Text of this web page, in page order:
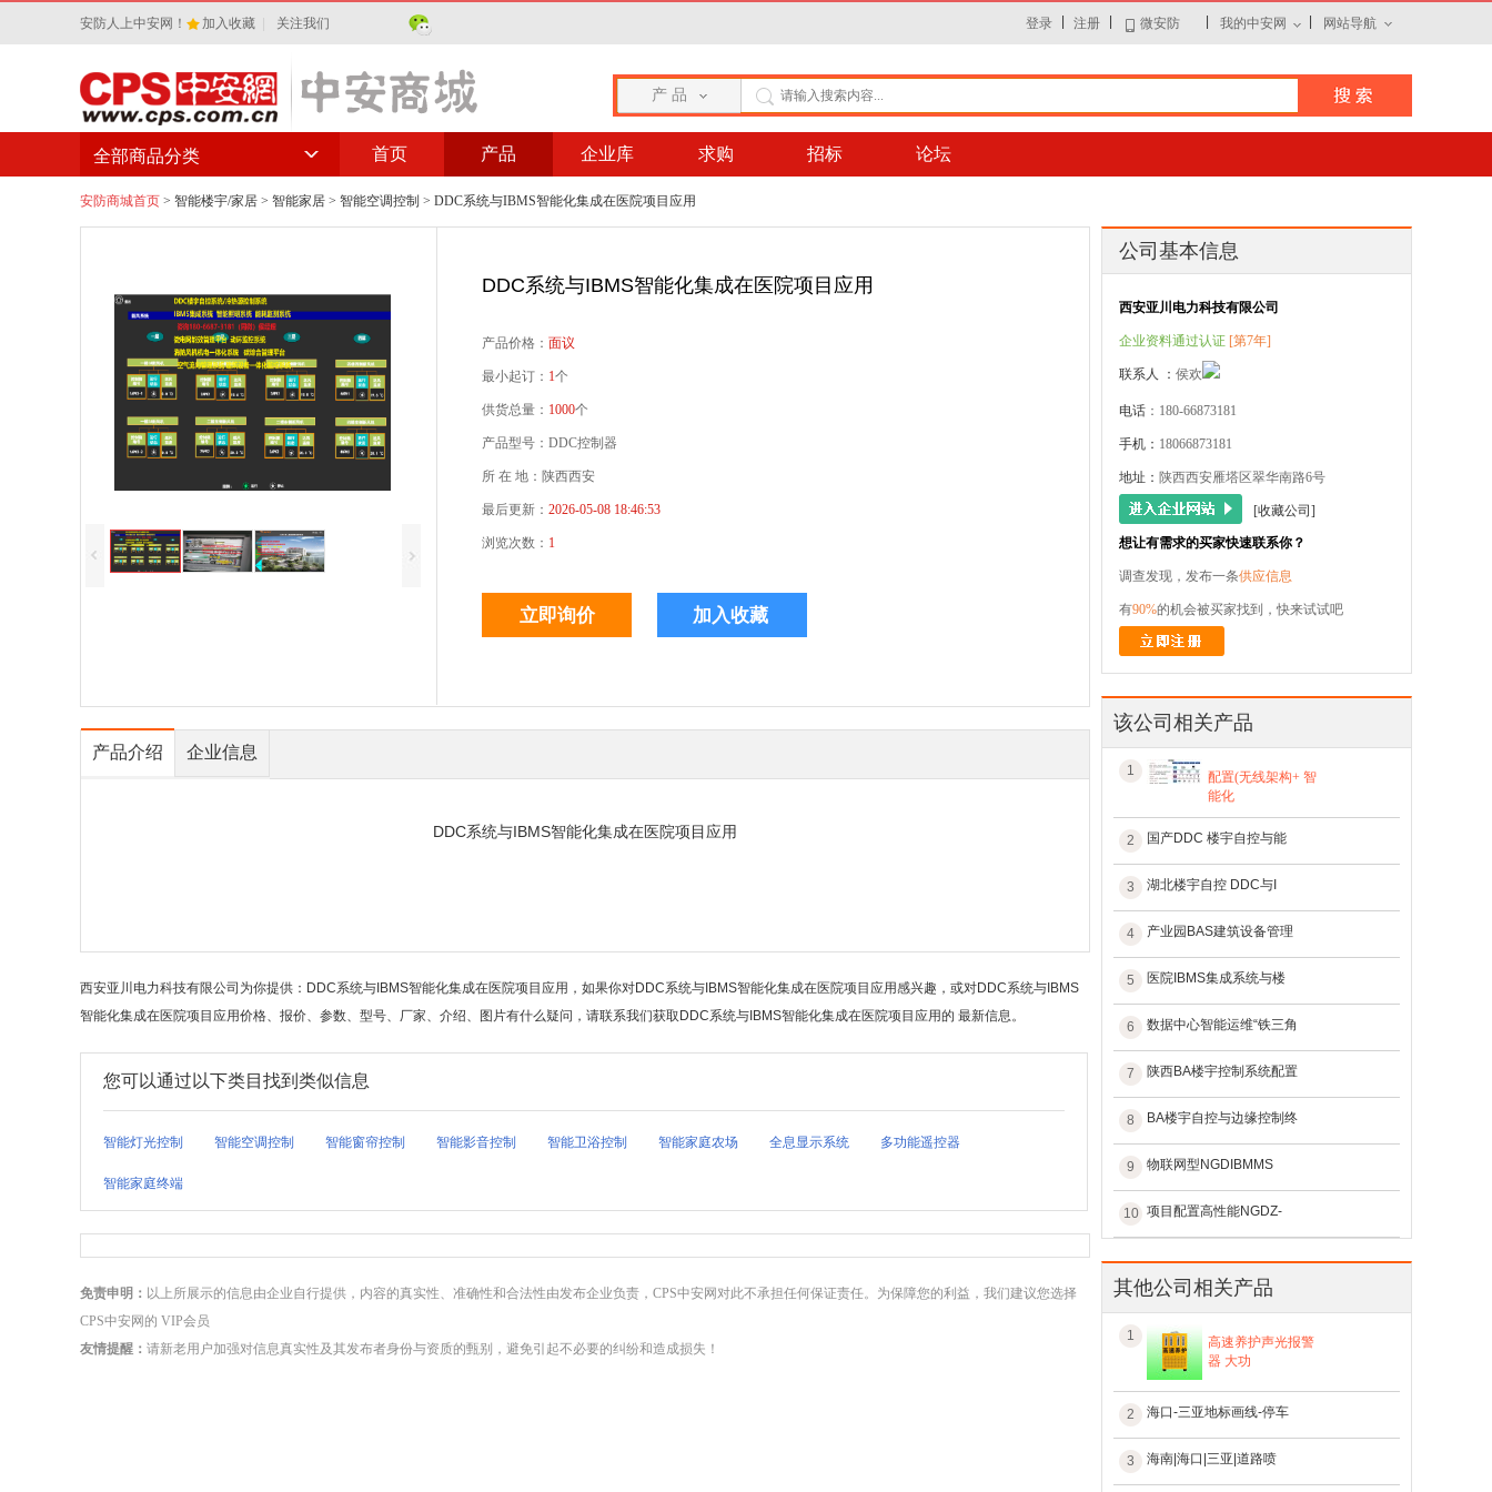
安防人上中安网！ 加入收藏 关注我们 登录 注册 微安防 我的中安网 网站导航
产 品
首页 产品 企业库 求购 招标 论坛
全部商品分类
安防商城首页 > 智能楼宇/家居 > 智能家居 > 智能空调控制 > DDC系统与IBMS智能化集成在医院项目应用
DDC系统与IBMS智能化集成在医院项目应用
产品价格： 面议
最小起订： 1个
供货总量： 1000个
产品型号：DDC控制器
所 在 地：陕西西安
最后更新： 2026-05-08 18:46:53
浏览次数： 1
产品介绍 企业信息
DDC系统与IBMS智能化集成在医院项目应用
西安亚川电力科技有限公司为你提供：DDC系统与IBMS智能化集成在医院项目应用，如果你对DDC系统与IBMS智能化集成在医院项目应用感兴趣，或对DDC系统与IBMS
智能化集成在医院项目应用价格、报价、参数、型号、厂家、介绍、图片有什么疑问，请联系我们获取DDC系统与IBMS智能化集成在医院项目应用的 最新信息。
您可以通过以下类目找到类似信息
智能灯光控制 智能空调控制 智能窗帘控制 智能影音控制 智能卫浴控制 智能家庭农场 全息显示系统 多功能遥控器
智能家庭终端
免责申明： 以上所展示的信息由企业自行提供，内容的真实性、准确性和合法性由发布企业负责，CPS中安网对此不承担任何保证责任。为保障您的利益，我们建议您选择
CPS中安网的 VIP会员
友情提醒： 请新老用户加强对信息真实性及其发布者身份与资质的甄别，避免引起不必要的纠纷和造成损失！
公司基本信息
西安亚川电力科技有限公司
企业资料通过认证 [第7年]
联系人 ： 侯欢
电话 ：180-66873181
手机： 18066873181
地址： 陕西西安雁塔区翠华南路6号
[收藏公司]
想让有需求的买家快速联系你？
调查发现，发布一条供应信息
有90%的机会被买家找到，快来试试吧
该公司相关产品
1
配置(无线架构+ 智
能化
2 国产DDC 楼宇自控与能
3 湖北楼宇自控 DDC与I
4 产业园BAS建筑设备管理
5 医院IBMS集成系统与楼
6 数据中心智能运维“铁三角
7 陕西BA楼宇控制系统配置
8 BA楼宇自控与边缘控制终
9 物联网型NGDIBMMS
10 项目配置高性能NGDZ-
其他公司相关产品
1
高速养护声光报警
器 大功
2 海口-三亚地标画线-停车
3 海南|海口|三亚|道路喷